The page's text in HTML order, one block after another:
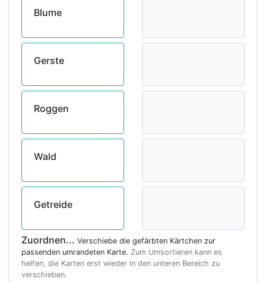
Blume
Gerste
Roggen
Wald
Getreide
Zuordnen... Verschiebe die gefärbten Kärtchen zur
passenden umrandeten Karte. Zum Umsortieren kann es
helfen, die Karten erst wieder in den unteren Bereich zu
verschieben.